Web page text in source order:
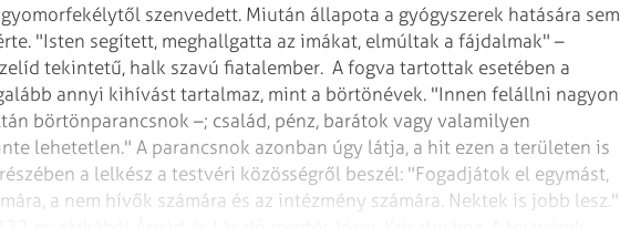
szenvedett. Miután állapota a gyógyszerek hatására sem
"Isten segített, meghallgatta az imákat, elmúltak a fájdalmak" –
tekintetű, halk szavú fiatalember. A fogva tartottak esetében a
annyi kihívást tartalmaz, mint a börtönévek. "Innen felállni nagyon
börtönparancsnok –; család, pénz, barátok vagy valamilyen
lehetetlen." A parancsnok azonban úgy látja, a hit ezen a területen is
a lelkész a testvéri közösségről beszél: "Fogadjátok el egymást,
a nem hívők számára és az intézmény számára. Nektek is jobb lesz."